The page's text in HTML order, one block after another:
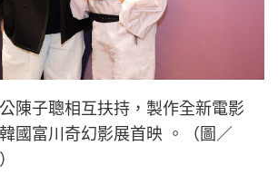
陳子聰相互扶持，製作全新電影
國富川奇幻影展首映 。（圖／